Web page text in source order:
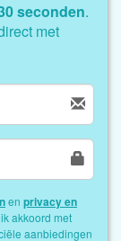
seconden.
met
en privacy en